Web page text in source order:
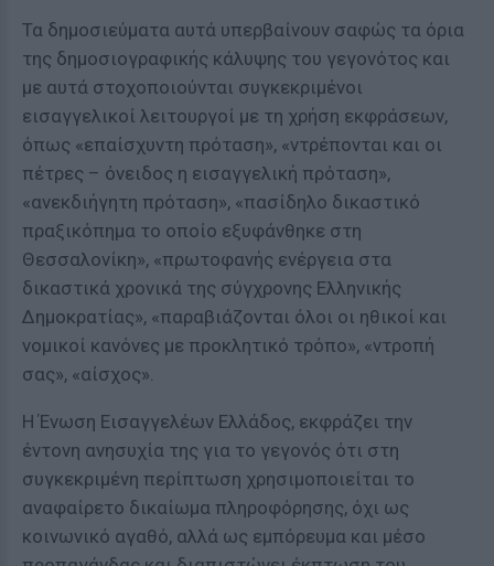
Τα δημοσιεύματα αυτά υπερβαίνουν σαφώς τα όρια
της δημοσιογραφικής κάλυψης του γεγονότος και
με αυτά στοχοποιούνται συγκεκριμένοι
εισαγγελικοί λειτουργοί με τη χρήση εκφράσεων,
όπως «επαίσχυντη πρόταση», «ντρέπονται και οι
πέτρες – όνειδος η εισαγγελική πρόταση»,
«ανεκδιήγητη πρόταση», «πασίδηλο δικαστικό
πραξικόπημα το οποίο εξυφάνθηκε στη
Θεσσαλονίκη», «πρωτοφανής ενέργεια στα
δικαστικά χρονικά της σύγχρονης Ελληνικής
Δημοκρατίας», «παραβιάζονται όλοι οι ηθικοί και
νομικοί κανόνες με προκλητικό τρόπο», «ντροπή
σας», «αίσχος».
Η Ένωση Εισαγγελέων Ελλάδος, εκφράζει την
έντονη ανησυχία της για το γεγονός ότι στη
συγκεκριμένη περίπτωση χρησιμοποιείται το
αναφαίρετο δικαίωμα πληροφόρησης, όχι ως
κοινωνικό αγαθό, αλλά ως εμπόρευμα και μέσο